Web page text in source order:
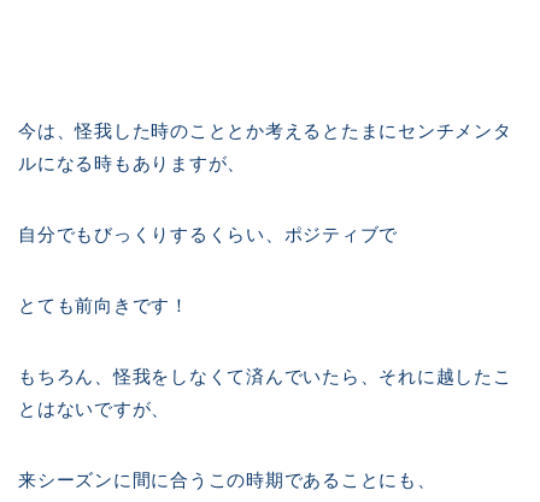
今は、怪我した時のこととか考えるとたまにセンチメンタ
ルになる時もありますが、
自分でもびっくりするくらい、ポジティブで
とても前向きです！
もちろん、怪我をしなくて済んでいたら、それに越したこ
とはないですが、
来シーズンに間に合うこの時期であることにも、